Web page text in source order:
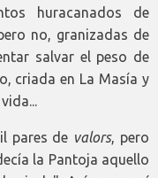
huracanados de
no, granizadas de
salvar el peso de
criada en La Masía y
pares de valors, pero
la Pantoja aquello